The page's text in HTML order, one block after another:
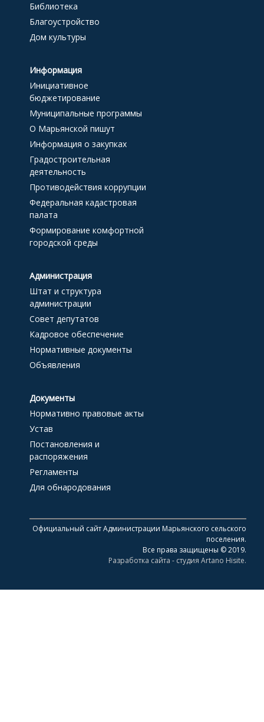
Библиотека
Благоустройство
Дом культуры
Информация
Инициативное
бюджетирование
Муниципальные программы
О Марьянской пишут
Информация о закупках
Градостроительная
деятельность
Противодействия коррупции
Федеральная кадастровая
палата
Формирование комфортной
городской среды
Администрация
Штат и структура
администрации
Совет депутатов
Кадровое обеспечение
Нормативные документы
Объявления
Документы
Нормативно правовые акты
Устав
Постановления и
распоряжения
Регламенты
Для обнародования
Официальный сайт Администрации Марьянского сельского
поселения.
Все права защищены © 2019.
Разработка сайта - студия Artano Hisite.